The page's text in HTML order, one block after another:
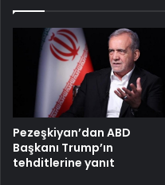
Pezeşkiyan’dan ABD
Başkanı Trump’ın
tehditlerine yanıt